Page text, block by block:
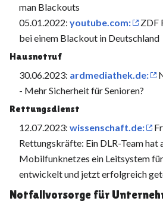
man Blackouts
05.01.2022: youtube.com:
ZDF
bei einem Blackout in Deutschland
Hausnotruf
30.06.2023: ardmediathek.de:
- Mehr Sicherheit für Senioren?
Rettungsdienst
12.07.2023: wissenschaft.de:
Rettungskräfte: Ein DLR-Team hat
Mobilfunknetzes ein Leitsystem
entwickelt und jetzt erfolgreich
Notfallvorsorge für